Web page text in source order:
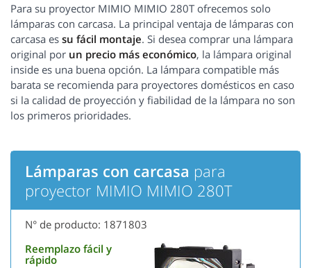
Para su proyector MIMIO MIMIO 280T ofrecemos solo
lámparas con carcasa. La principal ventaja de lámparas con
carcasa es su fácil montaje. Si desea comprar una lámpara
original por un precio más económico, la lámpara original
inside es una buena opción. La lámpara compatible más
barata se recomienda para proyectores domésticos en caso
si la calidad de proyección y fiabilidad de la lámpara no son
los primeros prioridades.
Lámparas con carcasa para
proyector MIMIO MIMIO 280T
N° de producto: 1871803
Reemplazo fácil y
rápido